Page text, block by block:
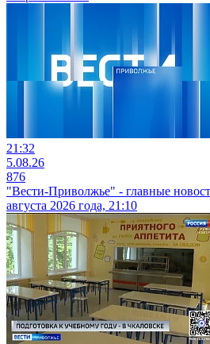
21:32
5.08.26
876
"Вести-Приволжье" - главные
августа 2026 года, 21:10